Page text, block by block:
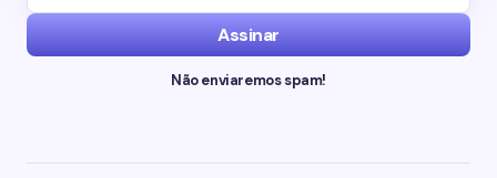
Assinar
Não enviaremos spam!